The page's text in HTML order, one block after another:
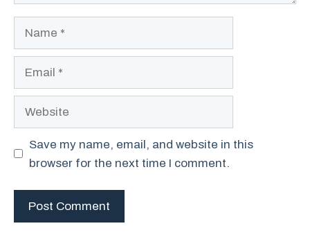
Save my name, email, and website in this
browser for the next time I comment.